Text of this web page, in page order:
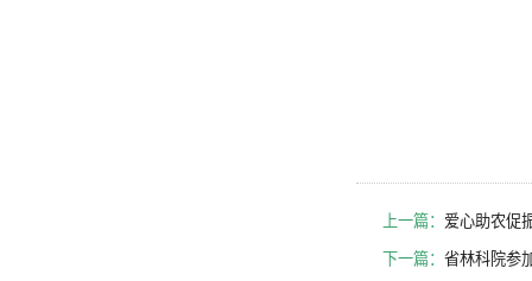
上一篇： 爱心助农促
下一篇： 省林科院参